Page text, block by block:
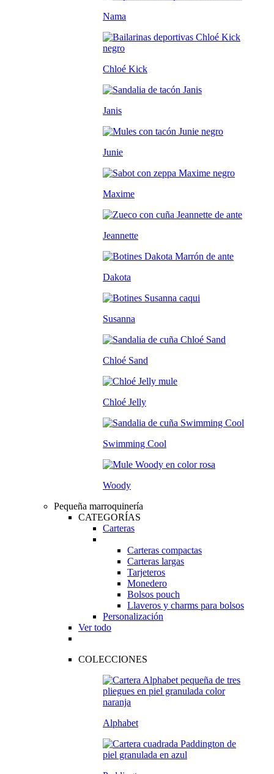
Nama
Chloé Kick
Janis
Junie
Maxime
Jeannette
Dakota
Susanna
Chloé Sand
Chloé Jelly
Swimming Cool
Woody
Pequeña marroquinería
CATEGORÍAS
Carteras
Carteras compactas
Carteras largas
Tarjeteros
Monedero
Bolsos pouch
Llaveros y charms para bolsos
Personalización
Ver todo
COLECCIONES
Alphabet